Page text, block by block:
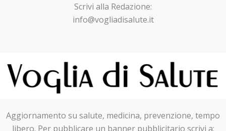
Scrivi alla Redazione:
info@vogliadisalute.it
Aggiornamento su salute, medicina, prevenzione, tempo
libero. Per pubblicare un banner pubblicitario scrivi a: